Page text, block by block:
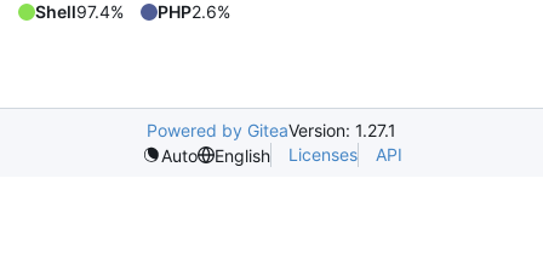
Shell97.4% PHP2.6%
Powered by GiteaVersion: 1.27.1
Auto
English Licenses API